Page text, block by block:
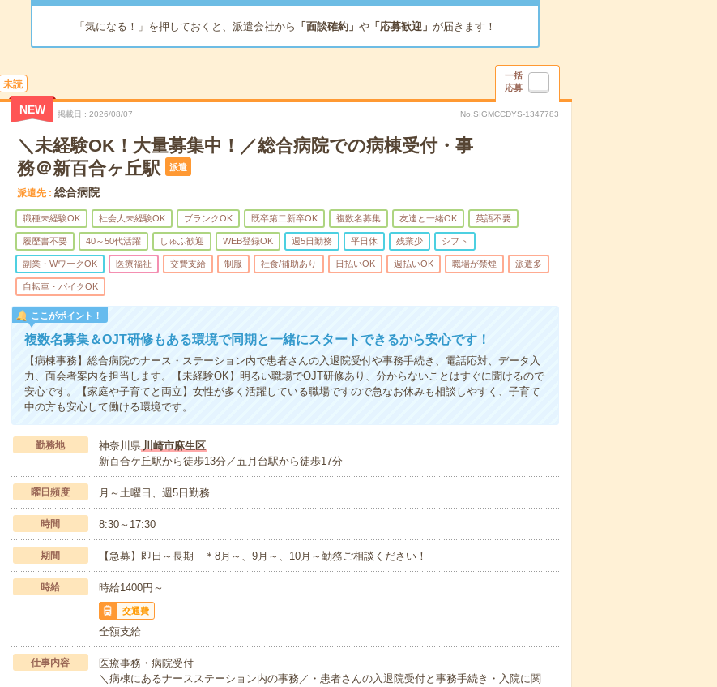
「気になる！」を押しておくと、派遣会社から 「面談確約」 や「応募歓迎」 が届きます！
未読
一括
応募
NEW 掲載日 2026/08/07 No.SIGMCCDYS-1347783
＼未経験OK！大量募集中！／総合病院での病棟受付・事
務＠新百合ヶ丘駅
派遣
派遣先 総合病院
職種未経験OK 社会人未経験OK ブランクOK 既卒第二新卒OK 複数名募集 友達と一緒OK 英語不要
履歴書不要 40～50代活躍 しゅふ歓迎 WEB登録OK 週5日勤務 平日休 残業少 シフト
副業・WワークOK 医療福祉 交費支給 制服 社食/補助あり 日払いOK 週払いOK 職場が禁煙 派遣多
自転車・バイクOK
ここがポイント！
複数名募集＆OJT研修もある環境で同期と一緒にスタートできるから安心です！
【病棟事務】総合病院のナース・ステーション内で患者さんの入退院受付や事務手続き、電話応対、データ入
力、面会者案内を担当します。【未経験OK】明るい職場でOJT研修あり、分からないことはすぐに聞けるので
安心です。【家庭や子育てと両立】女性が多く活躍している職場ですので急なお休みも相談しやすく、子育て
中の方も安心して働ける環境です。
勤務地 神奈川県川崎市麻生区
新百合ケ丘駅から徒歩13分／五月台駅から徒歩17分
曜日頻度 月～土曜日、週5日勤務
時間 8:30～17:30
期間 【急募】即日～長期 ＊8月～、9月～、10月～勤務ご相談ください！
時給 時給1400円～
交通費
全額支給
仕事内容
医療事務・病院受付
＼病棟にあるナースステーション内の事務／・患者さんの入退院受付と事務手続き・入院に関